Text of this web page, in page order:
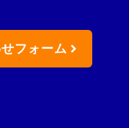
フォーム